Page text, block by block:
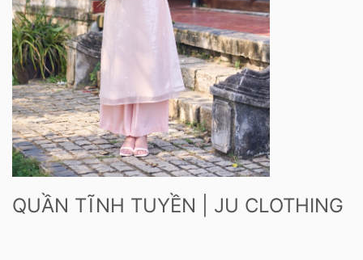
QUẦN TĨNH TUYỀN | JU CLOTHING